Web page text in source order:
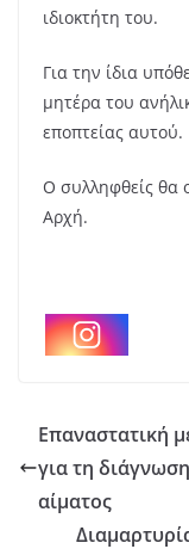
ιδιοκτήτη του.
Για την ίδια
μητέρα του
εποπτείας αυτού.
Ο συλληφθείς θα
Αρχή.
Επαναστατική
για τη
αίματος